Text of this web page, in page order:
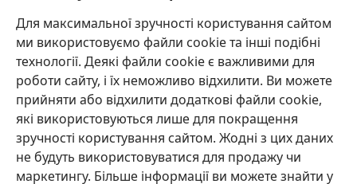
Для максимальної зручності користування сайтом
ми використовуємо файли cookie та інші подібні
технології. Деякі файли cookie є важливими для
роботи сайту, і їх неможливо відхилити. Ви можете
прийняти або відхилити додаткові файли cookie,
які використовуються лише для покращення
зручності користування сайтом. Жодні з цих даних
не будуть використовуватися для продажу чи
маркетингу. Більше інформації ви можете знайти у
(відкривається
у
новому
вікні)
ОНЛАЙН-БІБЛІОТЕКА Товариства «Вартова башта»™
(відкривається
у
новому
вікні)
JW Hub ®
(відкривається
у
новомуJW Library
Watchtower Library